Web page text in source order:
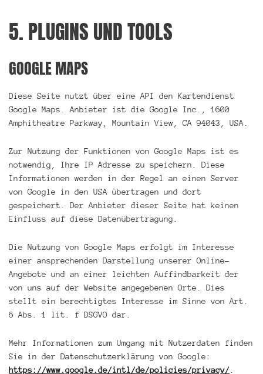
5. PLUGINS UND TOOLS
GOOGLE MAPS
Diese Seite nutzt über eine API den Kartendienst
Google Maps. Anbieter ist die Google Inc., 1600
Amphitheatre Parkway, Mountain View, CA 94043, USA.
Zur Nutzung der Funktionen von Google Maps ist es
notwendig, Ihre IP Adresse zu speichern. Diese
Informationen werden in der Regel an einen Server
von Google in den USA übertragen und dort
gespeichert. Der Anbieter dieser Seite hat keinen
Einfluss auf diese Datenübertragung.
Die Nutzung von Google Maps erfolgt im Interesse
einer ansprechenden Darstellung unserer Online-
Angebote und an einer leichten Auffindbarkeit der
von uns auf der Website angegebenen Orte. Dies
stellt ein berechtigtes Interesse im Sinne von Art.
6 Abs. 1 lit. f DSGVO dar.
Mehr Informationen zum Umgang mit Nutzerdaten finden
Sie in der Datenschutzerklärung von Google:
https://www.google.de/intl/de/policies/privacy/